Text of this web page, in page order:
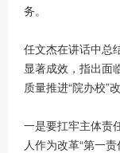
务。
任文杰在讲话中总
显著成效，指出面
质量推进“院办校”
一是要扛牢主体责
人作为改革“第一